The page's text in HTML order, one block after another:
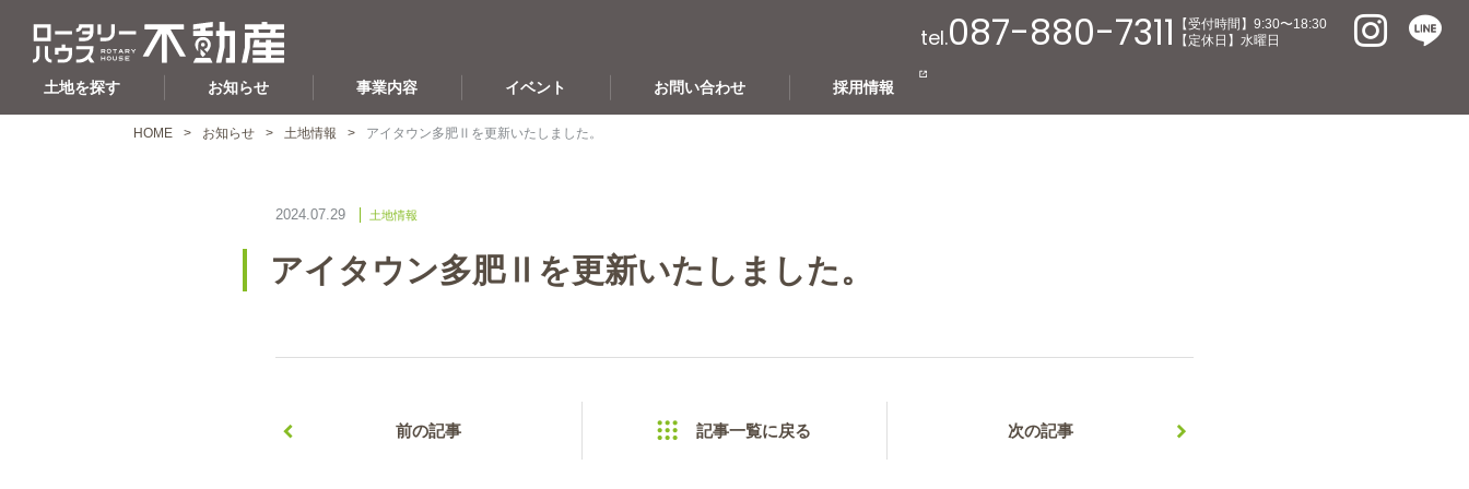
土地を探す お知らせ 事業内容 イベント お問い合わせ 採用情報
tel.087-880-7311
【受付時間】9:30〜18:30
【定休日】水曜日
HOME お知らせ 土地情報 アイタウン多肥Ⅱを更新いたしました。
2024.07.29 土地情報
アイタウン多肥Ⅱを更新いたしました。
前の記事 記事一覧に戻る 次の記事